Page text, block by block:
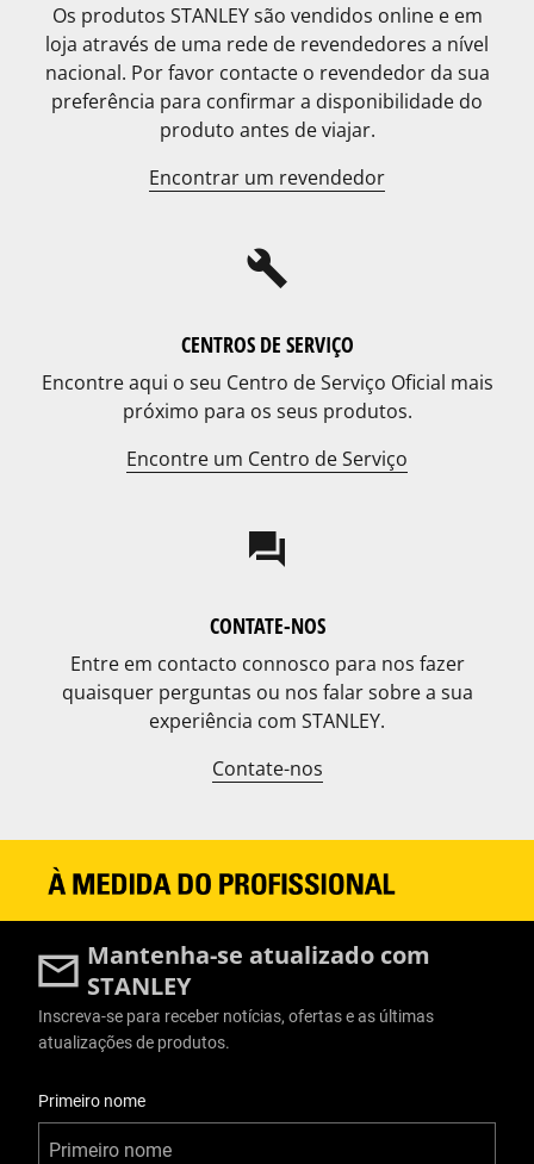
Os produtos STANLEY são vendidos online e em
loja através de uma rede de revendedores a nível
nacional. Por favor contacte o revendedor da sua
preferência para confirmar a disponibilidade do
produto antes de viajar.
Encontrar um revendedor
build
CENTROS DE SERVIÇO
Encontre aqui o seu Centro de Serviço Oficial mais
próximo para os seus produtos.
Encontre um Centro de Serviço
question_answer
CONTATE-NOS
Entre em contacto connosco para nos fazer
quaisquer perguntas ou nos falar sobre a sua
experiência com STANLEY.
Contate-nos
Mantenha-se atualizado com
STANLEY
Inscreva-se para receber notícias, ofertas e as últimas
atualizações de produtos.
Primeiro nome